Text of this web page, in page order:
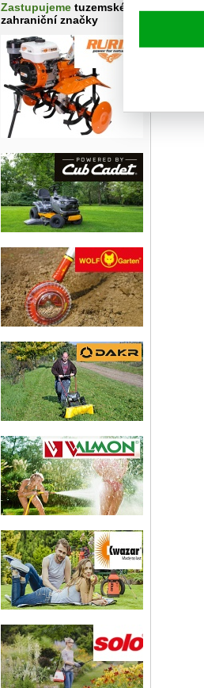
Zastupujeme tuzemské i
zahraniční značky